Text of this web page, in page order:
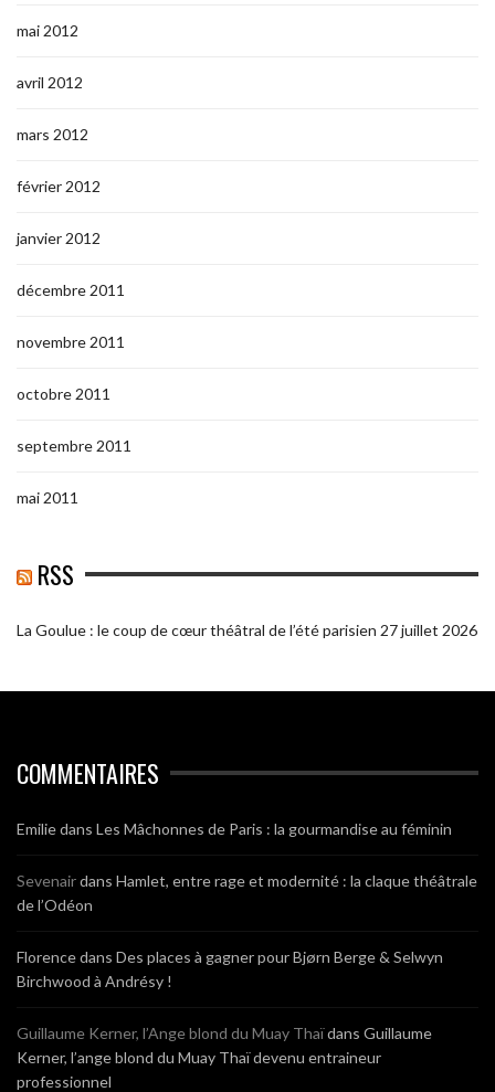
mai 2012
avril 2012
mars 2012
février 2012
janvier 2012
décembre 2011
novembre 2011
octobre 2011
septembre 2011
mai 2011
RSS
La Goulue : le coup de cœur théâtral de l’été parisien 27 juillet 2026
COMMENTAIRES
Emiliedans Les Mâchonnes de Paris : la gourmandise au féminin
Sevenairdans Hamlet, entre rage et modernité : la claque théâtrale
de l’Odéon
Florencedans Des places à gagner pour Bjørn Berge & Selwyn
Birchwood à Andrésy !
Guillaume Kerner, l’Ange blond du Muay Thaïdans Guillaume
Kerner, l’ange blond du Muay Thaï devenu entraineur
professionnel